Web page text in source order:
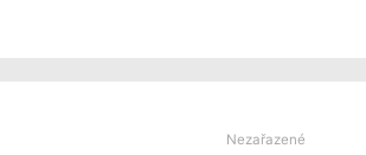
Nezařazené